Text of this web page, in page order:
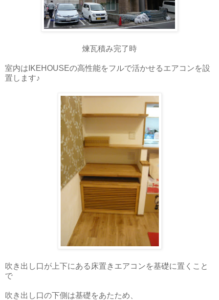
煉瓦積み完了時
室内はIKEHOUSEの高性能をフルで活かせるエアコンを設
置します♪
吹き出し口が上下にある床置きエアコンを基礎に置くこと
で
吹き出し口の下側は基礎をあたため、